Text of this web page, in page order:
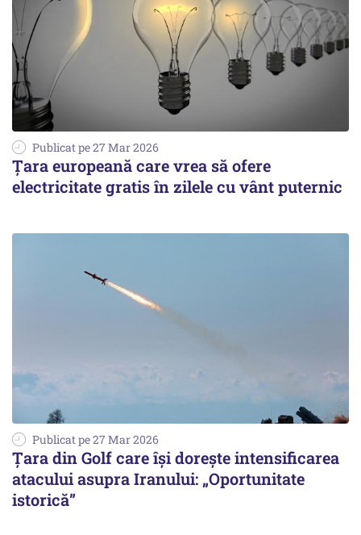
Publicat pe 27 Mar 2026
Țara europeană care vrea să ofere
electricitate gratis în zilele cu vânt puternic
Publicat pe 27 Mar 2026
Țara din Golf care își dorește intensificarea
atacului asupra Iranului: „Oportunitate
istorică”